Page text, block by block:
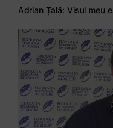
Adrian Țală: Visul meu